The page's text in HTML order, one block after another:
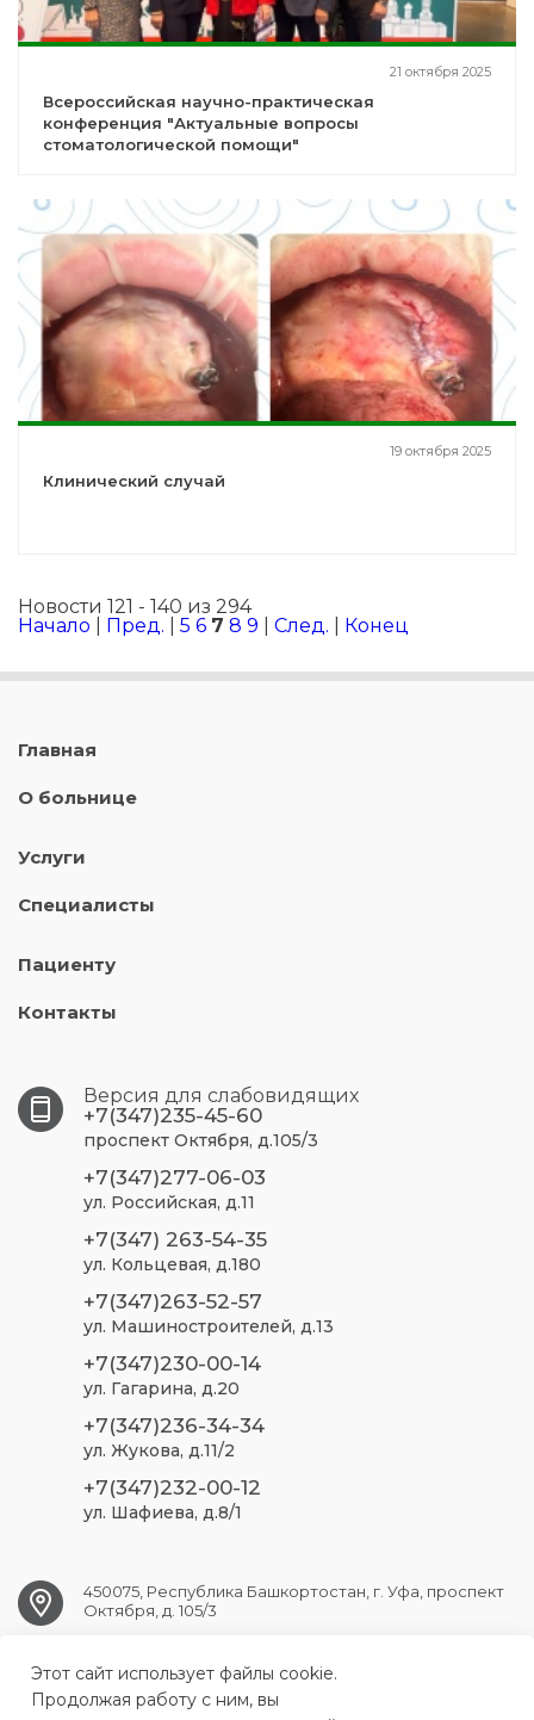
21 октября 2025
Всероссийская научно-практическая
конференция "Актуальные вопросы
стоматологической помощи"
19 октября 2025
Клинический случай
Новости 121 - 140 из 294
Начало
Пред. 5 6 7 8 9 След. Конец
Главная
О больнице
Услуги
Специалисты
Пациенту
Контакты
Версия для слабовидящих
+7(347)235-45-60
проспект Октября, д.105/3
+7(347)277-06-03
ул. Российская, д.11
+7(347) 263-54-35
ул. Кольцевая, д.180
+7(347)263-52-57
ул. Машиностроителей, д.13
+7(347)230-00-14
ул. Гагарина, д.20
+7(347)236-34-34
ул. Жукова, д.11/2
+7(347)232-00-12
ул. Шафиева, д.8/1
450075, Республика Башкортостан, г. Уфа, проспект
Октября, д. 105/3
ufa.sp2@doctorrb.ru
Этот сайт использует файлы cookie.
Продолжая работу с ним, вы